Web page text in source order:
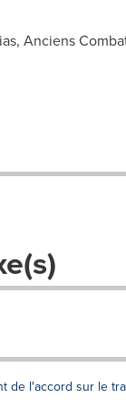
Anciens
de l'accord sur le